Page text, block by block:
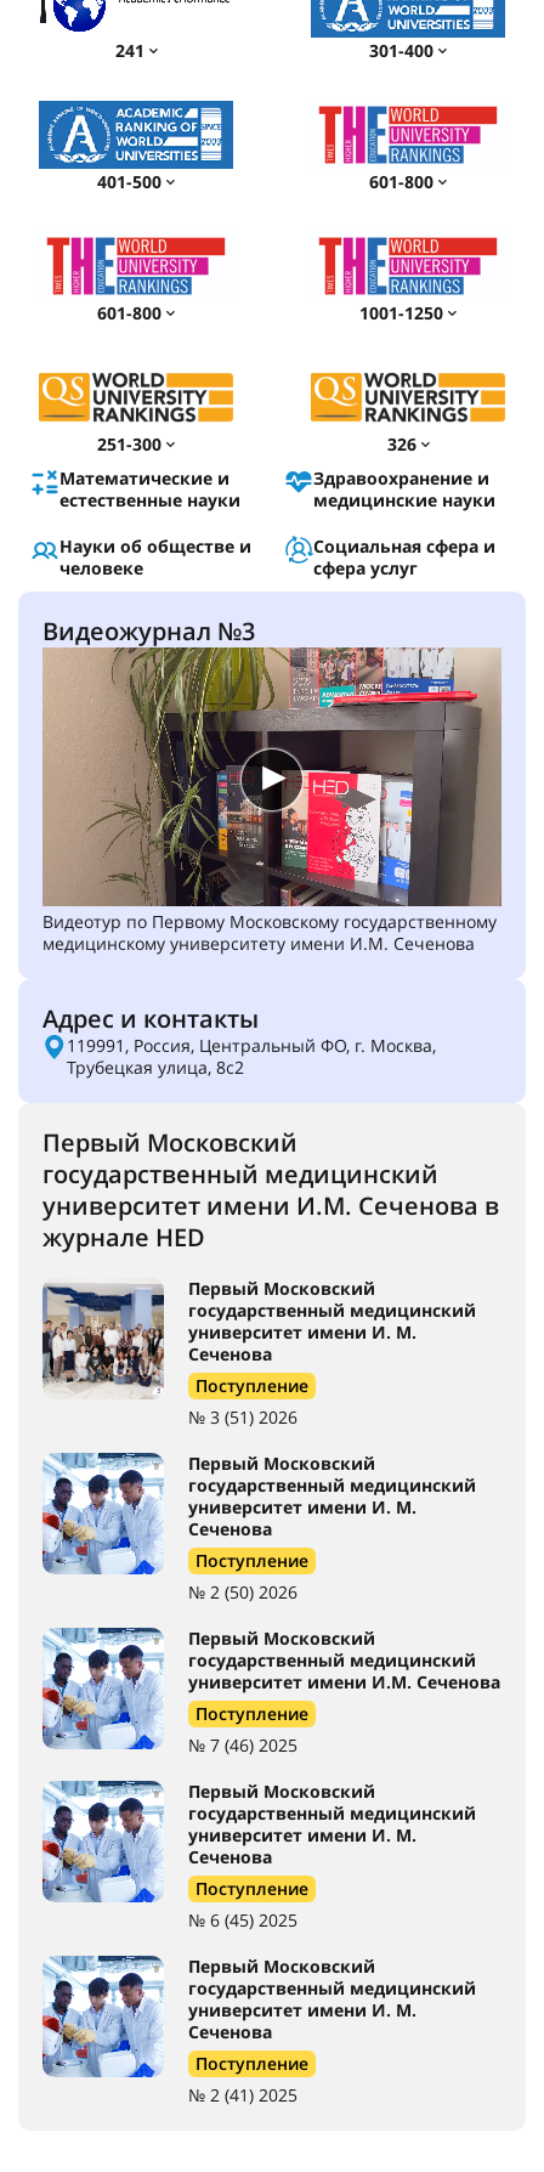
241 301-400
401-500 601-800
601-800 1001-1250
251-300
326
Математические и
естественные науки
Здравоохранение и
медицинские науки
Науки об обществе и
человеке
Социальная сфера и
сфера услуг
Видеожурнал №3
Видеотур по Первому Московскому государственному
медицинскому университету имени И.М. Сеченова
Адрес и контакты
119991, Россия, Центральный ФО, г. Москва,
Трубецкая улица, 8с2
Первый Московский
государственный медицинский
университет имени И.М. Сеченова в
журнале HED
Первый Московский
государственный медицинский
университет имени И. М.
Сеченова
Поступление
№ 3 (51) 2026
Первый Московский
государственный медицинский
университет имени И. М.
Сеченова
Поступление
№ 2 (50) 2026
Первый Московский
государственный медицинский
университет имени И.М. Сеченова
Поступление
№ 7 (46) 2025
Первый Московский
государственный медицинский
университет имени И. М.
Сеченова
Поступление
№ 6 (45) 2025
Первый Московский
государственный медицинский
университет имени И. М.
Сеченова
Поступление
№ 2 (41) 2025